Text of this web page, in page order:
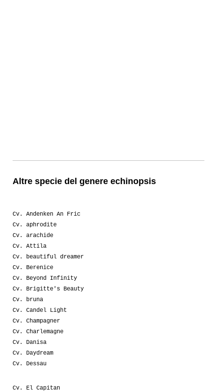
Altre specie del genere echinopsis
Cv. Andenken An Fric
Cv. aphrodite
Cv. arachide
Cv. Attila
Cv. beautiful dreamer
Cv. Berenice
Cv. Beyond Infinity
Cv. Brigitte's Beauty
Cv. bruna
Cv. Candel Light
Cv. Champagner
Cv. Charlemagne
Cv. Danisa
Cv. Daydream
Cv. Dessau
Cv. El Capitan